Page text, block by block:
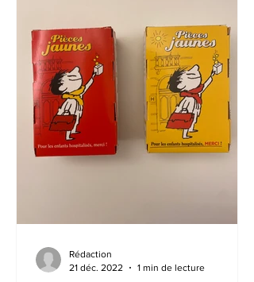
Rédaction
21 déc. 2022
1 min de lecture